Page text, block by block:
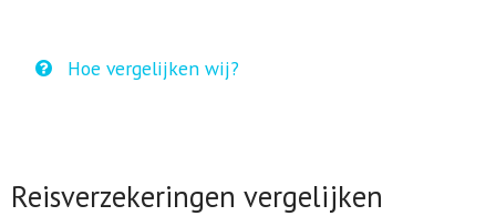
Hoe vergelijken wij?
Reisverzekeringen vergelijken